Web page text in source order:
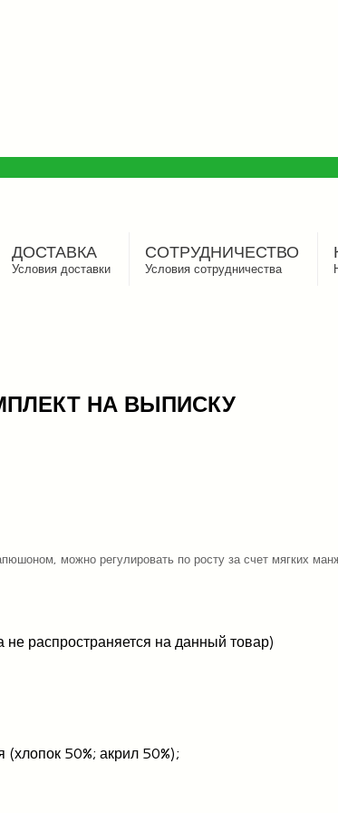
ДОСТАВКА
Условия доставки
СОТРУДНИЧЕСТВО
Условия сотрудничества
НА ВЫПИСКУ
можно регулировать по росту за счет мягких
не распространяется на данный товар)
50%; акрил 50%);